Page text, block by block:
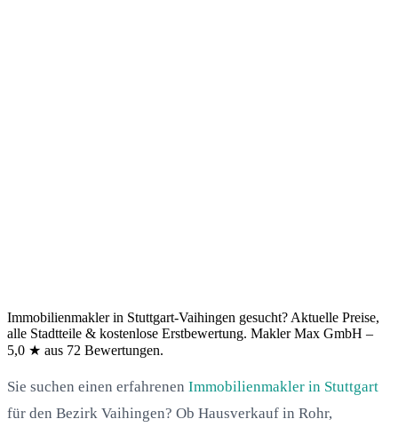
Immobilienmakler in Stuttgart-Vaihingen gesucht? Aktuelle Preise,
alle Stadtteile & kostenlose Erstbewertung. Makler Max GmbH –
5,0 ★ aus 72 Bewertungen.
Sie suchen einen erfahrenen Immobilienmakler in Stuttgart
für den Bezirk Vaihingen? Ob Hausverkauf in Rohr,